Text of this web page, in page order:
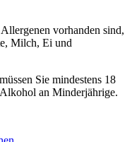
vorhanden sind,
Milch, Ei und
Sie mindestens 18
an Minderjährige.